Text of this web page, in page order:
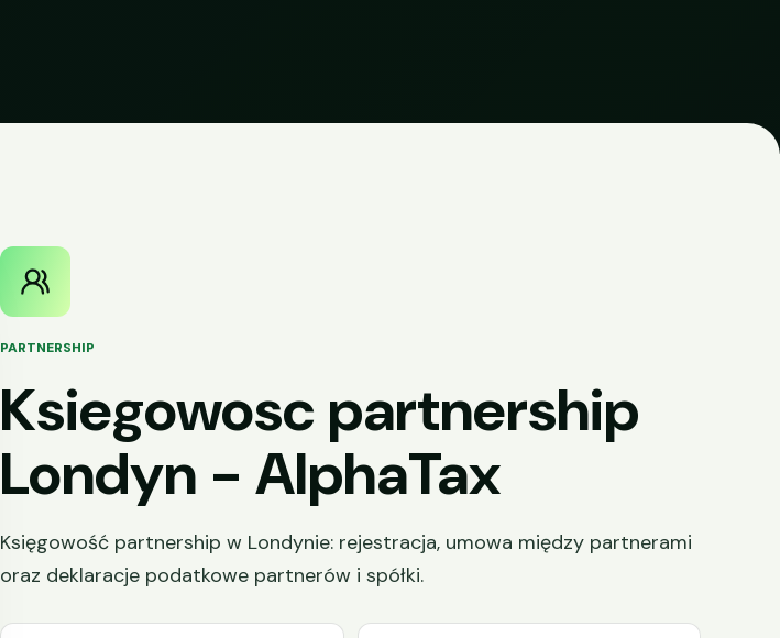
PARTNERSHIP
Ksiegowosc partnership
Londyn - AlphaTax
Księgowość partnership w Londynie: rejestracja, umowa między partnerami
oraz deklaracje podatkowe partnerów i spółki.